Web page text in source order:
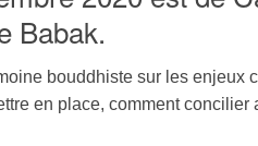
Babak.
bouddhiste sur les enjeux
en place, comment concilier